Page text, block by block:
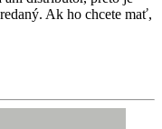
Ak ho chcete mať,